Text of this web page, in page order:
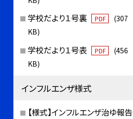
学校だより１号裏 PDF
(307
KB)
学校だより１号表 PDF
(456
KB)
インフルエンザ様式
【様式】インフルエンザ治ゆ報告